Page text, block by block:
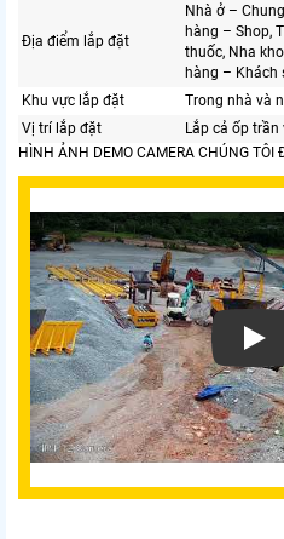
Địa điểm lắp đặt
Nhà ở –
hàng – Shop,
thuốc, Nha
hàng – Khách
Khu vực lắp đặt
Trong nhà và
Vị trí lắp đặt
Lắp cả ốp
HÌNH ẢNH DEMO CAMERA CHÚNG TÔI